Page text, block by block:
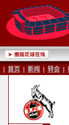
首页 新闻 转会